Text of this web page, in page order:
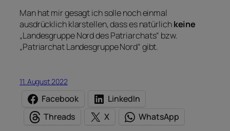
Man hat mir gesagt ich solle noch einmal
ausdrücklich klarstellen, dass es natürlichkeine
„Landesgruppe Nord des Patriarchats“ bzw.
„Patriarchat Landesgruppe Nord“ gibt.
11. August 2022
Facebook
LinkedIn
Threads
X WhatsApp